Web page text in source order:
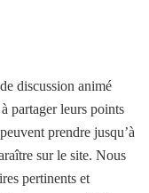
discussion animé
partager leurs points
prendre jusqu’à
sur le site. Nous
pertinents et